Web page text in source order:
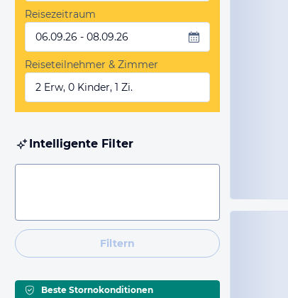
Reisezeitraum
06.09.26 - 08.09.26
Reiseteilnehmer & Zimmer
2 Erw, 0 Kinder, 1 Zi.
Intelligente Filter
Filtern
Beste Stornokonditionen